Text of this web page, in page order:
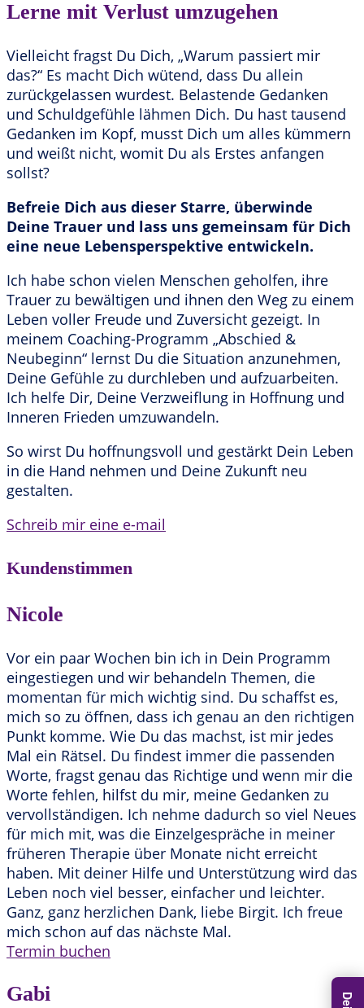
Lerne mit Verlust umzugehen
Vielleicht fragst Du Dich, „Warum passiert mir
das?“ Es macht Dich wütend, dass Du allein
zurückgelassen wurdest. Belastende Gedanken
und Schuldgefühle lähmen Dich. Du hast tausend
Gedanken im Kopf, musst Dich um alles kümmern
und weißt nicht, womit Du als Erstes anfangen
sollst?
Befreie Dich aus dieser Starre, überwinde
Deine Trauer und lass uns gemeinsam für Dich
eine neue Lebensperspektive entwickeln.
Ich habe schon vielen Menschen geholfen, ihre
Trauer zu bewältigen und ihnen den Weg zu einem
Leben voller Freude und Zuversicht gezeigt. In
meinem Coaching-Programm „Abschied &
Neubeginn“ lernst Du die Situation anzunehmen,
Deine Gefühle zu durchleben und aufzuarbeiten.
Ich helfe Dir, Deine Verzweiflung in Hoffnung und
Inneren Frieden umzuwandeln.
So wirst Du hoffnungsvoll und gestärkt Dein Leben
in die Hand nehmen und Deine Zukunft neu
gestalten.
Schreib mir eine e-mail
Kundenstimmen
Nicole
Vor ein paar Wochen bin ich in Dein Programm
eingestiegen und wir behandeln Themen, die
momentan für mich wichtig sind. Du schaffst es,
mich so zu öffnen, dass ich genau an den richtigen
Punkt komme. Wie Du das machst, ist mir jedes
Mal ein Rätsel. Du findest immer die passenden
Worte, fragst genau das Richtige und wenn mir die
Worte fehlen, hilfst du mir, meine Gedanken zu
vervollständigen. Ich nehme dadurch so viel Neues
für mich mit, was die Einzelgespräche in meiner
früheren Therapie über Monate nicht erreicht
haben. Mit deiner Hilfe und Unterstützung wird das
Leben noch viel besser, einfacher und leichter.
Ganz, ganz herzlichen Dank, liebe Birgit. Ich freue
mich schon auf das nächste Mal.
Termin buchen
Gabi